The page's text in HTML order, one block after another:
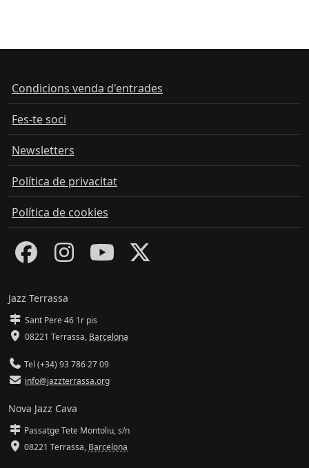
Condicions venda d'entrades
Fes-te soci
Newsletters
Política de privacitat
Política de cookies
Jazz Terrassa
Sant Pere 46 1r pis
08221 Terrassa, Barcelona
Tel (+34) 93 786 27 09
info@jazzterrassa.org
Nova Jazz Cava
Passatge Tete Montoliu, s/n
08221 Terrassa, Barcelona